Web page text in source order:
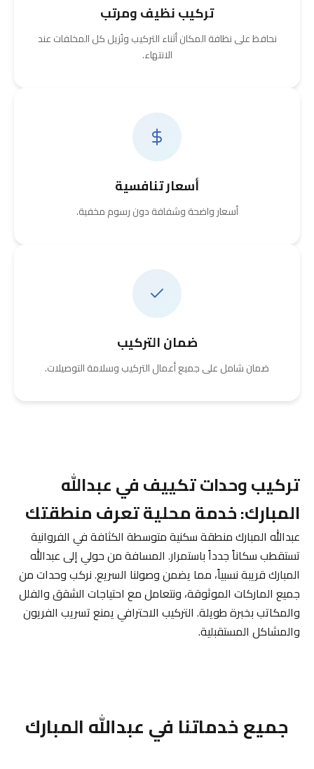
تركيب نظيف ومرتب
نحافظ على نظافة المكان أثناء التركيب ونُزيل كل المخلفات عند
الانتهاء.
أسعار تنافسية
أسعار واضحة وشفافة دون رسوم مخفية.
ضمان التركيب
ضمان شامل على جميع أعمال التركيب وسلامة التوصيلات.
تركيب وحدات تكييف في عبدالله
المبارك: خدمة محلية تعرف منطقتك
عبدالله المبارك منطقة سكنية متوسطة الكثافة في الفروانية
تستقطب سكاناً جدداً باستمرار. المسافة من حولي إلى عبدالله
المبارك قريبة نسبياً، مما يضمن وصولنا السريع. نركب وحدات من
جميع الماركات الموثوقة، ونتعامل مع احتياجات الشقق والفلل
والمكاتب بخبرة طويلة. التركيب الاحترافي يمنع تسريب الفريون
والمشاكل المستقبلية.
جميع خدماتنا في عبدالله المبارك